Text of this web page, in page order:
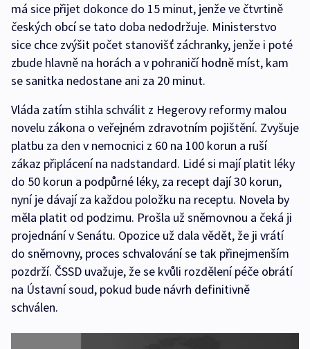
má sice přijet dokonce do 15 minut, jenže ve čtvrtině
českých obcí se tato doba nedodržuje. Ministerstvo
sice chce zvýšit počet stanovišť záchranky, jenže i poté
zbude hlavně na horách a v pohraničí hodně míst, kam
se sanitka nedostane ani za 20 minut.
Vláda zatím stihla schválit z Hegerovy reformy malou
novelu zákona o veřejném zdravotním pojištění. Zvyšuje
platbu za den v nemocnici z 60 na 100 korun a ruší
zákaz připlácení na nadstandard. Lidé si mají platit léky
do 50 korun a podpůrné léky, za recept dají 30 korun,
nyní je dávají za každou položku na receptu. Novela by
měla platit od podzimu. Prošla už sněmovnou a čeká ji
projednání v Senátu. Opozice už dala vědět, že ji vrátí
do sněmovny, proces schvalování se tak přinejmenším
pozdrží. ČSSD uvažuje, že se kvůli rozdělení péče obrátí
na Ústavní soud, pokud bude návrh definitivně
schválen.